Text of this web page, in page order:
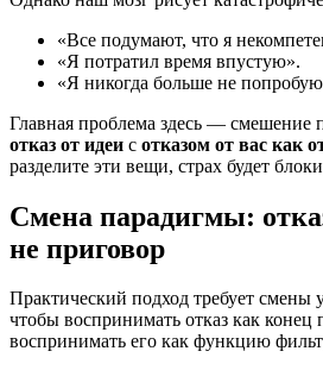
«Все подумают, что я
«Я потратил время впустую».
«Я никогда больше не
Главная проблема здесь — смешение
отказ от идеи с отказом от вас как
разделите эти вещи, страх будет
Смена парадигмы:
не приговор
Практический подход требует смены
чтобы воспринимать отказ как конец
воспринимать его как функцию